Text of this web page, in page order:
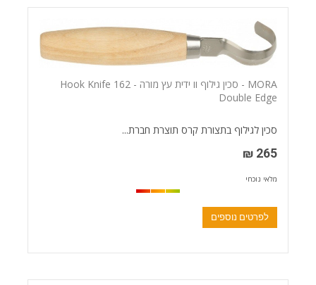
MORA - סכין גילוף וו ידית עץ מורה - Hook Knife 162
Double Edge
סכין לגילוף בתצורת קרס תוצרת חברת...
265 ₪
מלאי נוכחי
לפרטים נוספים